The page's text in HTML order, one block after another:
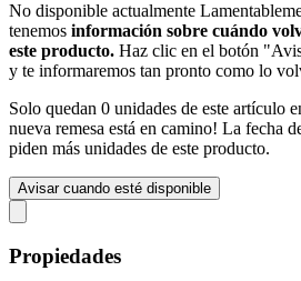
No disponible actualmente
tenemos información sobre cuándo
este producto. Haz clic en el botón
y te informaremos tan pronto como lo
Solo quedan 0 unidades de este artículo
nueva remesa está en camino! La fecha
piden más unidades de este producto.
Avisar cuando esté disponible
Propiedades